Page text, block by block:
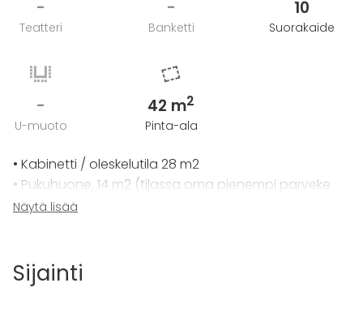
-
Teatteri
-
Banketti
10
Suorakaide
-
U-muoto
42 m2
Pinta-ala
• Kabinetti / oleskelutila 28 m2
• Pukuhuone, 14 m2 (tilassa oma pienempi parveke
vilvoitteluun).
• Löylyhuone 7 m2
Näytä lisää
Sijainti